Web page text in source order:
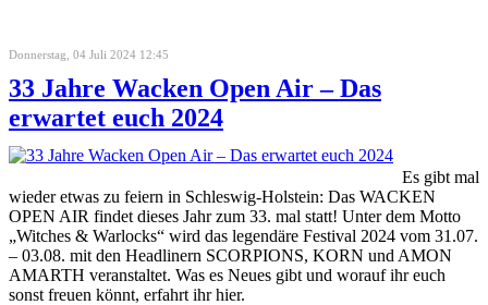
Donnerstag, 04 Juli 2024 12:45
33 Jahre Wacken Open Air – Das
erwartet euch 2024
Es gibt mal
wieder etwas zu feiern in Schleswig-Holstein: Das WACKEN
OPEN AIR findet dieses Jahr zum 33. mal statt! Unter dem Motto
„Witches & Warlocks“ wird das legendäre Festival 2024 vom 31.07.
– 03.08. mit den Headlinern SCORPIONS, KORN und AMON
AMARTH veranstaltet. Was es Neues gibt und worauf ihr euch
sonst freuen könnt, erfahrt ihr hier.